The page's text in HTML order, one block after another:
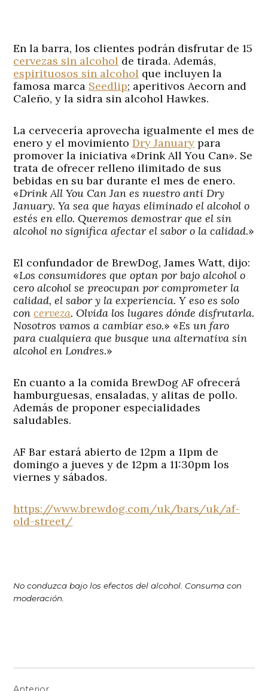
En la barra, los clientes podrán disfrutar de 15
cervezas sin alcohol de tirada. Además,
espirituosos sin alcohol que incluyen la
famosa marca Seedlip; aperitivos Aecorn and
Caleño, y la sidra sin alcohol Hawkes.
La cervecería aprovecha igualmente el mes de
enero y el movimientoDry January para
promover la iniciativa «Drink All You Can». Se
trata de ofrecer relleno ilimitado de sus
bebidas en su bar durante el mes de enero.
«Drink All You Can Jan es nuestro anti Dry
January. Ya sea que hayas eliminado el alcohol o
estés en ello. Queremos demostrar que el sin
alcohol no significa afectar el sabor o la calidad.»
El confundador de BrewDog, James Watt, dijo:
«Los consumidores que optan por bajo alcohol o
cero alcohol se preocupan por comprometer la
calidad, el sabor y la experiencia. Y eso es solo
concerveza. Olvida los lugares dónde disfrutarla.
Nosotros vamos a cambiar eso.» «Es un faro
para cualquiera que busque una alternativa sin
alcohol en Londres.»
En cuanto a la comida BrewDog AF ofrecerá
hamburguesas, ensaladas, y alitas de pollo.
Además de proponer especialidades
saludables.
AF Bar estará abierto de 12pm a 11pm de
domingo a jueves y de 12pm a 11:30pm los
viernes y sábados.
https://www.brewdog.com/uk/bars/uk/af-
old-street/
No conduzca bajo los efectos del alcohol. Consuma con
moderación.